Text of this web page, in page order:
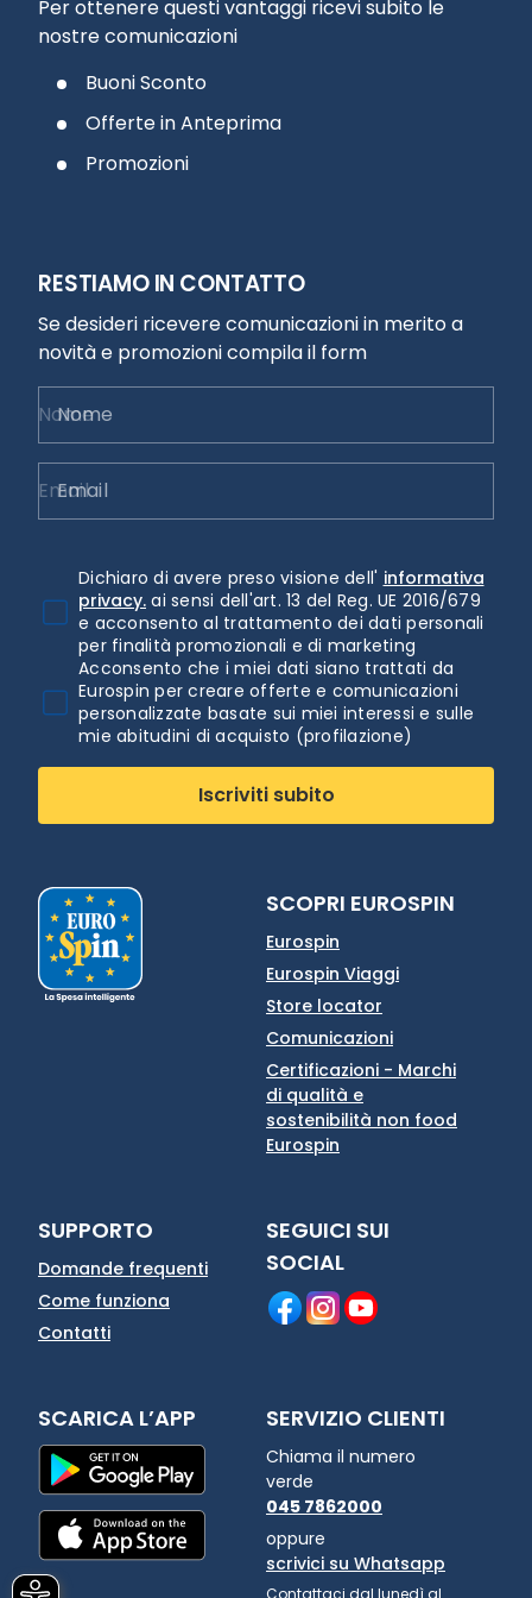
Per ottenere questi vantaggi ricevi subito le
nostre comunicazioni
Buoni Sconto
Offerte in Anteprima
Promozioni
RESTIAMO IN CONTATTO
Se desideri ricevere comunicazioni in merito a
novità e promozioni compila il form
Nome
Email
Dichiaro di avere preso visione dell' informativa
privacy. ai sensi dell'art. 13 del Reg. UE 2016/679
e acconsento al trattamento dei dati personali
per finalità promozionali e di marketing
Acconsento che i miei dati siano trattati da
Eurospin per creare offerte e comunicazioni
personalizzate basate sui miei interessi e sulle
mie abitudini di acquisto (profilazione)
Iscriviti subito
SCOPRI EUROSPIN
Eurospin
Eurospin Viaggi
Store locator
Comunicazioni
Certificazioni - Marchi
di qualità e
sostenibilità non food
Eurospin
SUPPORTO
Domande frequenti
Come funziona
Contatti
SEGUICI SUI
SOCIAL
SCARICA L’APP SERVIZIO CLIENTI
Chiama il numero
verde
045 7862000
oppure
scrivici su Whatsapp
Contattaci dal lunedì al